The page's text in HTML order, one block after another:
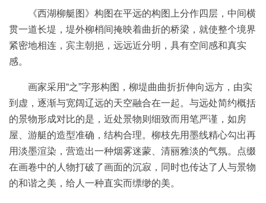
《西湖柳艇图》构图在平远的构图上分作四层，中间横
贯一道长堤，堤外柳梢间掩映着曲折的桥梁，就使整个境界
紧密地相连，宾主朝挹，远远近分明，具有空间感和真实
感。
画家采用“之”字形构图，柳堤曲曲折折伸向远方，由实
到虚，逐渐与宽阔辽远的天空融合在一起。与远处简约概括
的景物形成对比的是，近处景物则细致而用笔严谨，如房
屋、游艇的造型准确，结构合理。柳枝先用墨线精心勾出再
用淡墨渲染，营造出一种烟雾迷蒙、清丽雅淡的气氛。点缀
在画卷中的人物打破了画面的沉寂，同时也传达了人与景物
的和谐之美，给人一种直实而缥缈的美。